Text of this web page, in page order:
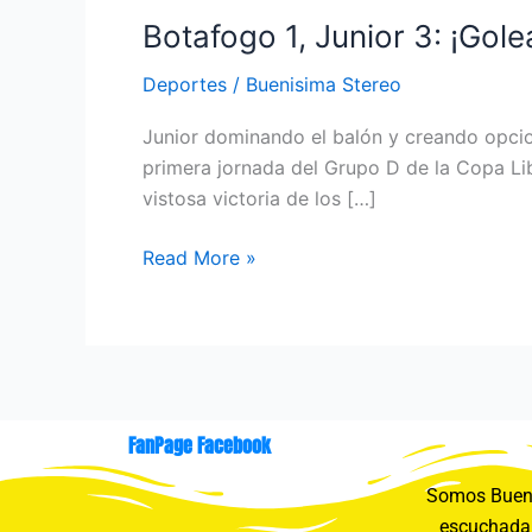
Botafogo 1, Junior 3:
Deportes / Buenisima Stereo
Junior dominando el balón y creando
primera jornada del Grupo D de la Copa
vistosa victoria de los […]
Read More »
FanPage Facebook
Somos